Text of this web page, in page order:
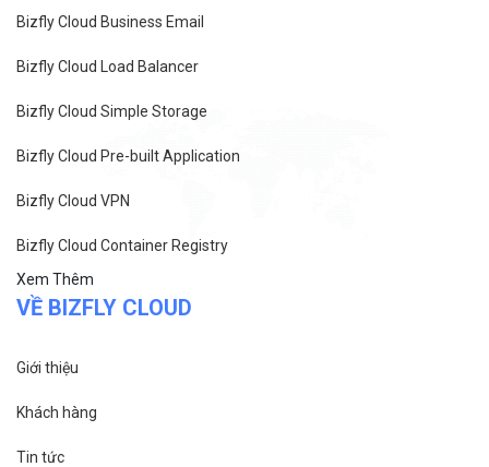
Bizfly Cloud Business Email
Bizfly Cloud Load Balancer
Bizfly Cloud Simple Storage
Bizfly Cloud Pre-built Application
Bizfly Cloud VPN
Bizfly Cloud Container Registry
Xem Thêm
VỀ BIZFLY CLOUD
Giới thiệu
Khách hàng
Tin tức